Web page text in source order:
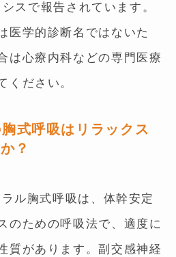
スで報告されています。
医学的診断名ではないた
は心療内科などの専門医療
ください。
式呼吸はリラックス
？
ル胸式呼吸は、体幹安定
のための呼吸法で、適度に
質があります。副交感神経